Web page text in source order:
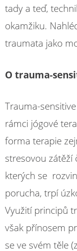
tady a teď,
okamžiku.
traumata jako
O trauma-
Trauma-
rámci jógové
forma terapie
stresovou zátěží
kterých se
porucha, trpí
Využití principů
však přínosem
se ve svém těle